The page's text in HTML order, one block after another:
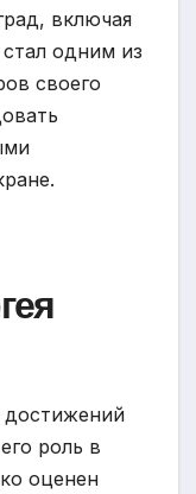
включая
одним из
своего
роль в
оценен